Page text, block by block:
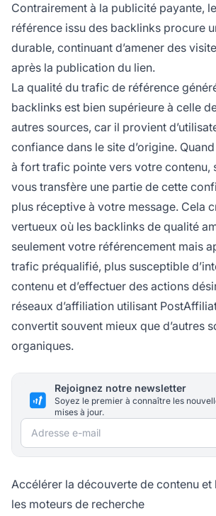
Contrairement à la publicité payante,
référence issu des backlinks procure
durable, continuant d’amener des
après la publication du lien.
La qualité du trafic de référence
backlinks est bien supérieure à celle
autres sources, car il provient
confiance dans le site d’origine.
à fort trafic pointe vers votre contenu,
vous transfère une partie de cette
plus réceptive à votre message. Cela
vertueux où les backlinks de qualité
seulement votre référencement mais
trafic préqualifié, plus susceptible
contenu et d’effectuer des actions
réseaux d’affiliation utilisant
convertit souvent mieux que d’autres
organiques.
Rejoignez notre newsletter
Soyez le premier à connaître les
mises à jour.
Adresse e-mail
Accélérer la découverte de contenu et
les moteurs de recherche